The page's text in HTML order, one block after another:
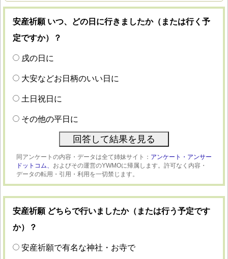
安産祈願 いつ、どの日に行きましたか（または行く予
定ですか）？
戌の日に
大安などお日柄のいい日に
土日祝日に
その他の平日に
同アンケートの内容・データは全て姉妹サイト： アンケート・アンサー
ドットコム、 およびその運営のYWMOに帰属します。許可なく内容・
データの転用・引用・利用を一切禁じます。
安産祈願 どちらで行いましたか（または行う予定です
か）？
安産祈願で有名な神社・お寺で